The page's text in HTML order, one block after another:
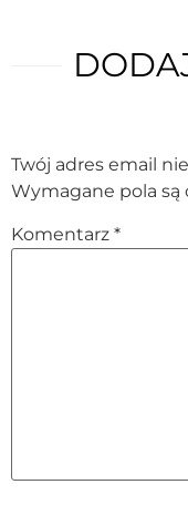
Twój adres email
Wymagane pola są
Komentarz *